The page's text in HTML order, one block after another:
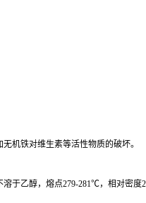
机铁对维生素等活性物质的破坏。
于乙醇，熔点279-281℃，相对密度